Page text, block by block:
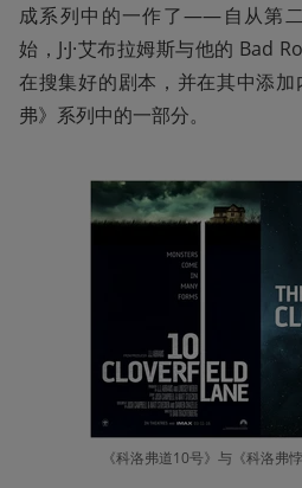
成系列中的一作了——自从第
始，J·J·艾布拉姆斯与他的 Bad
在搜集好的剧本，并在其中添
弗》系列中的一部分。
《科洛弗道10号》与《科洛弗